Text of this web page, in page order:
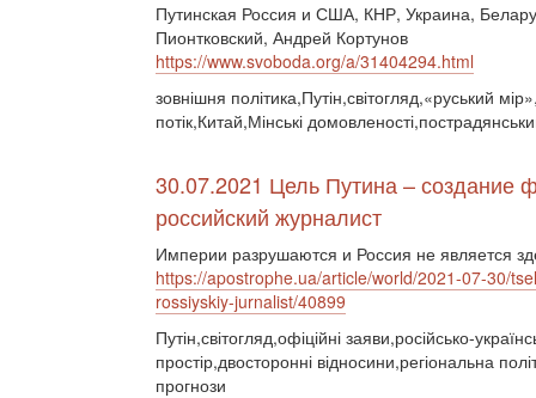
Путинская Россия и США, КНР, Украина,
Пионтковский, Андрей Кортунов
https://www.svoboda.org/a/31404294.html
зовнішня політика,Путін,світогляд,«руський
потік,Китай,Мінські
30.07.2021 Цель Путина – создание
российский журналист
Империи разрушаются и Россия не является
https://apostrophe.ua/article/world/2021-07-30/
rossiyskiy-jurnalist/40899
Путін,світогляд,офіційні заяви,російсько-
простір,двосторонні відносини,регіональна
прогнози